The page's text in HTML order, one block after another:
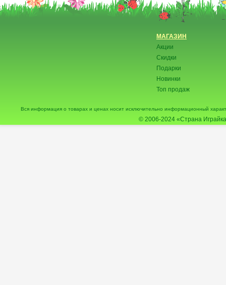
МАГАЗИН
Акции
Скидки
Подарки
Новинки
Топ продаж
Вся информация о товарах и ценах носит исключительно информационный
© 2006-2024 «Страна